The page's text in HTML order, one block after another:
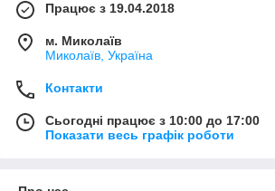
Працює з 19.04.2018
м. Миколаїв
Миколаїв, Україна
Контакти
Сьогодні працює з 10:00 до 17:00
Показати весь графік роботи